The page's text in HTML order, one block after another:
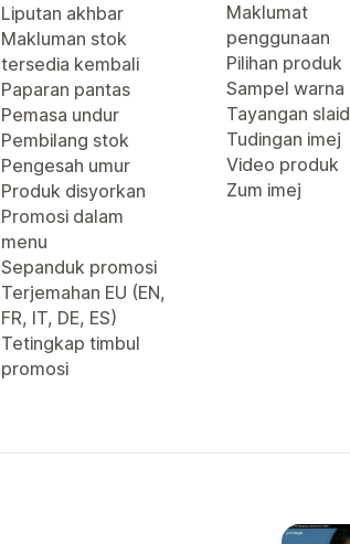
Liputan akhbar
Makluman stok
tersedia kembali
Paparan pantas
Pemasa undur
Pembilang stok
Pengesah umur
Produk disyorkan
Promosi dalam
menu
Sepanduk promosi
Terjemahan EU (EN,
FR, IT, DE, ES)
Tetingkap timbul
promosi
Maklumat
penggunaan
Pilihan produk
Sampel warna
Tayangan slaid
Tudingan imej
Video produk
Zum imej